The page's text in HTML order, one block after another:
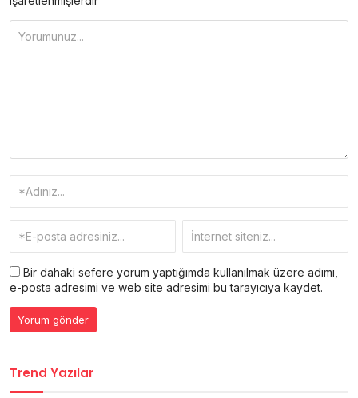
Bir dahaki sefere yorum yaptığımda kullanılmak üzere adımı,
e-posta adresimi ve web site adresimi bu tarayıcıya kaydet.
Trend Yazılar